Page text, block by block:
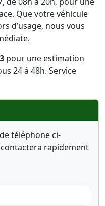
Que votre véhicule
d’usage, nous vous
pour une estimation
24 à 48h. Service
téléphone ci-
rapidement